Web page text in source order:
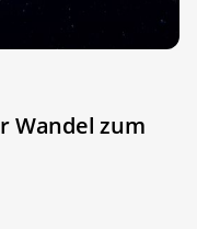
Wandel zum